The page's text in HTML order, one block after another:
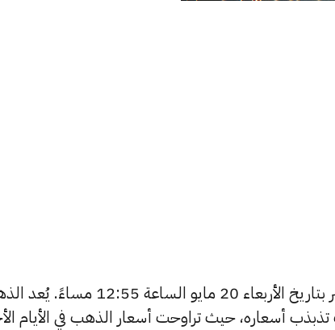
يبحث الكثيرون عن سعر الذهب اليوم في مصر بتاريخ الأربعاء 20 مايو الساعة
أسعاره، حيث تراوحت أسعار الذهب في الأيام